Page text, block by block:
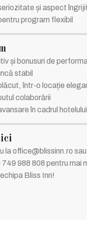
și aspect
program flexibil
și bonusuri de
stabil
într-o locație
colaborării
în cadrul hotelului
la office@blissinn.ro sau
988 808 pentru mai
Bliss Inn!